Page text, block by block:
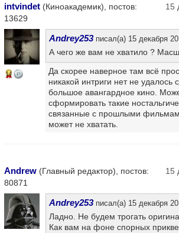
intvindet (Киноакадемик), постов:
13629
15
14
Andrey253писал(а) 15 декабря
А чего же вам не хватило ?
Да скорее наверное там всё
никакой интриги нет не удалось
большое авангардное кино.
сформировать такие
связанные с прошлыми
может не хватать.
Andrew (Главный редактор), постов:
80871
15
Andrey253писал(а) 15 декабря
Ладно. Не будем трогать
Как вам на фоне спорных